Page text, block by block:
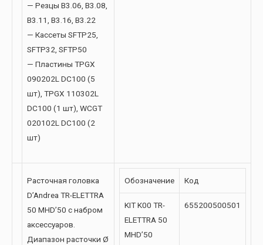
— Резцы B3.06, B3.08,
B3.11, B3.16, B3.22
— Кассеты SFTP25,
SFTP32, SFTP50
— Пластины TPGX
090202L DC100 (5
шт), TPGX 110302L
DC100 (1 шт), WCGT
020102L DC100 (2
шт)
Расточная головка
D’Andrea TR-ELETTRA
50 MHD’50 с набром
аксессуаров.
Диапазон расточки Ø
Обозначение Код
KIT K00 TR-
ELETTRA 50
MHD’50
655200500501